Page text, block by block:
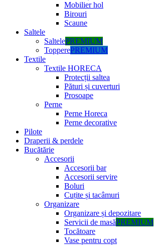
Mobilier hol
Birouri
Scaune
Saltele
SaltelePREMIUM
TopperePREMIUM
Textile
Textile HORECA
Protecții saltea
Pături și cuverturi
Prosoape
Perne
Perne Horeca
Perne decorative
Pilote
Draperii & perdele
Bucătărie
Accesorii
Accesorii bar
Accesorii servire
Boluri
Cuțite și tacâmuri
Organizare
Organizare și depozitare
Servicii de masăPREMIUM
Tocătoare
Vase pentru copt